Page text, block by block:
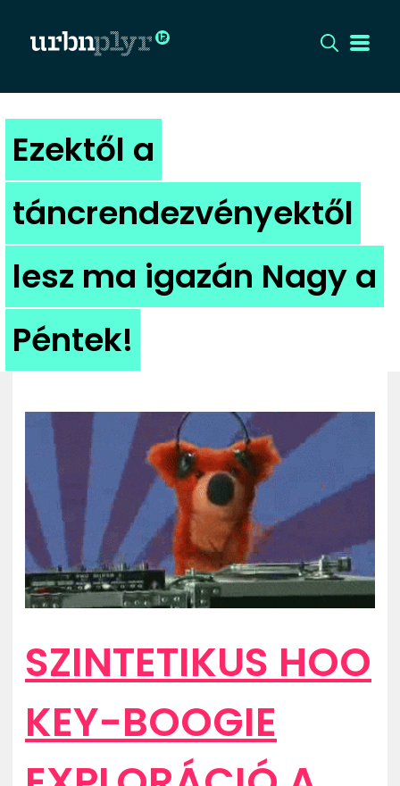
CÍMLAP
DIZÁJN
DIVAT
HIP
ZENE
MÉDIAAJÁNLAT
IMPRESSZUM
PR-ARCHÍVUM
ADATKEZELÉSI TÁJÉKOZTATÓ
Ezektől a
táncrendezvényektől
lesz ma igazán Nagy a
Péntek!
SZINTETIKUS HOO
KEY-BOOGIE